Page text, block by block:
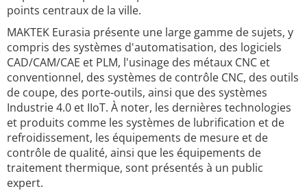
points centraux de la ville.
MAKTEK Eurasia présente une large gamme de sujets, y
compris des systèmes d'automatisation, des logiciels
CAD/CAM/CAE et PLM, l'usinage des métaux CNC et
conventionnel, des systèmes de contrôle CNC, des outils
de coupe, des porte-outils, ainsi que des systèmes
Industrie 4.0 et IIoT. À noter, les dernières technologies
et produits comme les systèmes de lubrification et de
refroidissement, les équipements de mesure et de
contrôle de qualité, ainsi que les équipements de
traitement thermique, sont présentés à un public
expert.